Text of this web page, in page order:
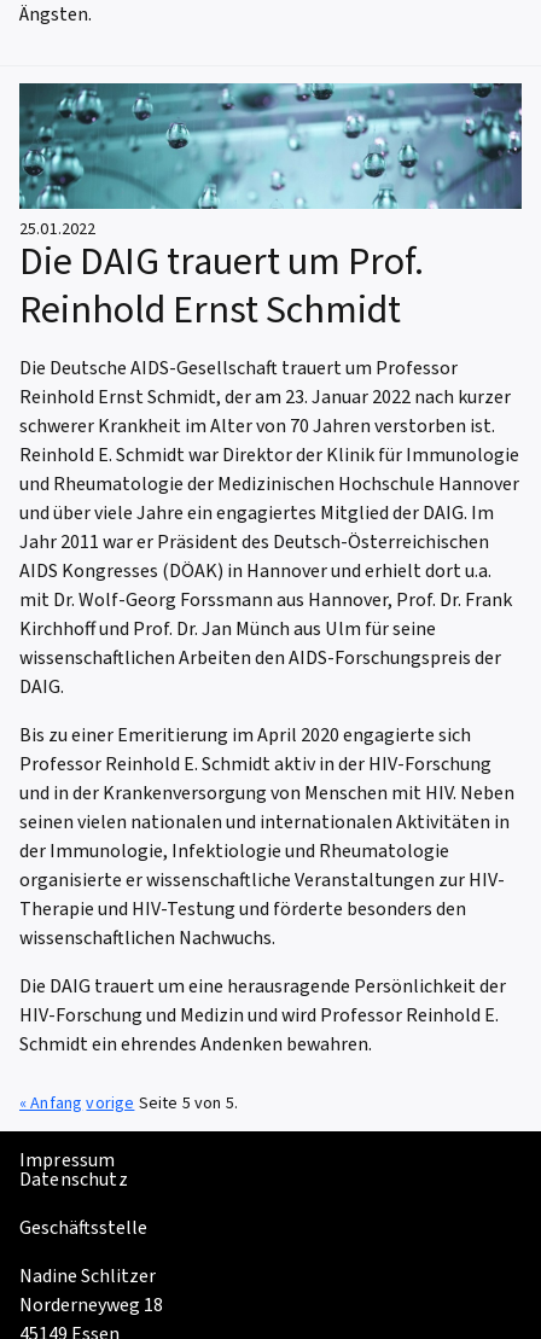
Ängsten.
25.01.2022
Die DAIG trauert um Prof.
Reinhold Ernst Schmidt
Die Deutsche AIDS-Gesellschaft trauert um Professor
Reinhold Ernst Schmidt, der am 23. Januar 2022 nach kurzer
schwerer Krankheit im Alter von 70 Jahren verstorben ist.
Reinhold E. Schmidt war Direktor der Klinik für Immunologie
und Rheumatologie der Medizinischen Hochschule Hannover
und über viele Jahre ein engagiertes Mitglied der DAIG. Im
Jahr 2011 war er Präsident des Deutsch-Österreichischen
AIDS Kongresses (DÖAK) in Hannover und erhielt dort u.a.
mit Dr. Wolf-Georg Forssmann aus Hannover, Prof. Dr. Frank
Kirchhoff und Prof. Dr. Jan Münch aus Ulm für seine
wissenschaftlichen Arbeiten den AIDS-Forschungspreis der
DAIG.
Bis zu einer Emeritierung im April 2020 engagierte sich
Professor Reinhold E. Schmidt aktiv in der HIV-Forschung
und in der Krankenversorgung von Menschen mit HIV. Neben
seinen vielen nationalen und internationalen Aktivitäten in
der Immunologie, Infektiologie und Rheumatologie
organisierte er wissenschaftliche Veranstaltungen zur HIV-
Therapie und HIV-Testung und förderte besonders den
wissenschaftlichen Nachwuchs.
Die DAIG trauert um eine herausragende Persönlichkeit der
HIV-Forschung und Medizin und wird Professor Reinhold E.
Schmidt ein ehrendes Andenken bewahren.
« AnfangvorigeSeite 5 von 5.
Impressum
Datenschutz
Geschäftsstelle
Nadine Schlitzer
Norderneyweg 18